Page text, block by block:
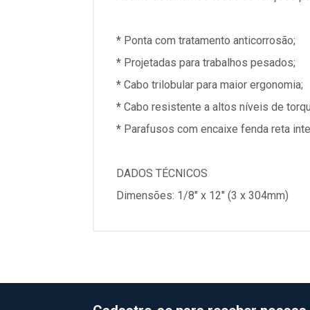
* Ponta com tratamento anticorrosão;
* Projetadas para trabalhos pesados;
* Cabo trilobular para maior ergonomia;
* Cabo resistente a altos níveis de
* Parafusos com encaixe fenda reta
DADOS TÉCNICOS
Dimensões: 1/8" x 12" (3 x 304mm)